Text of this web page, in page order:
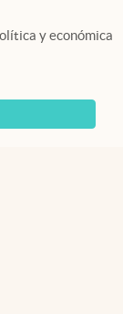
y económica